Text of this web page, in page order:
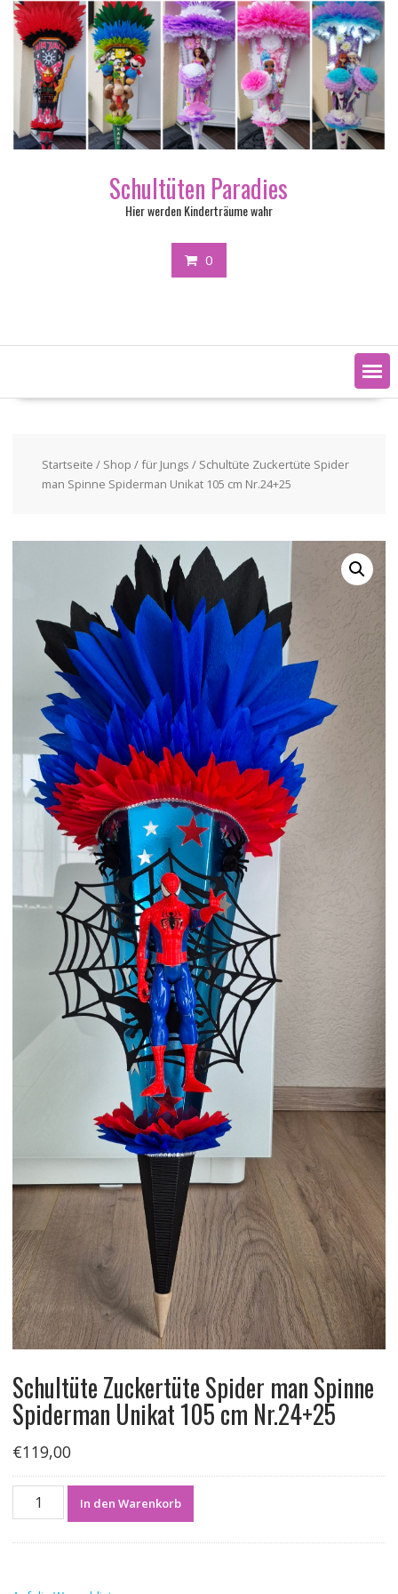
Skip
content
Schultüten Paradies
Hier werden Kinderträume wahr
0
Startseite / Shop /für Jungs / Schultüte Zuckertüte Spider
man Spinne Spiderman Unikat 105 cm Nr.24+25
Schultüte Zuckertüte Spider man Spinne
Spiderman Unikat 105 cm Nr.24+25
€119,00
Schultüte
Zuckertüte
In den Warenkorb